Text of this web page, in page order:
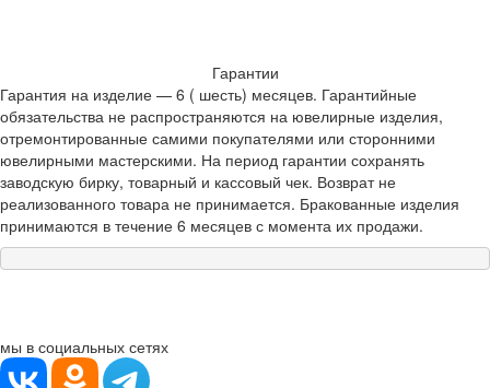
Гарантии
Гарантия на изделие — 6 ( шесть) месяцев. Гарантийные
обязательства не распространяются на ювелирные изделия,
отремонтированные самими покупателями или сторонними
ювелирными мастерскими. На период гарантии сохранять
заводскую бирку, товарный и кассовый чек. Возврат не
реализованного товара не принимается. Бракованные изделия
принимаются в течение 6 месяцев с момента их продажи.
мы в социальных сетях